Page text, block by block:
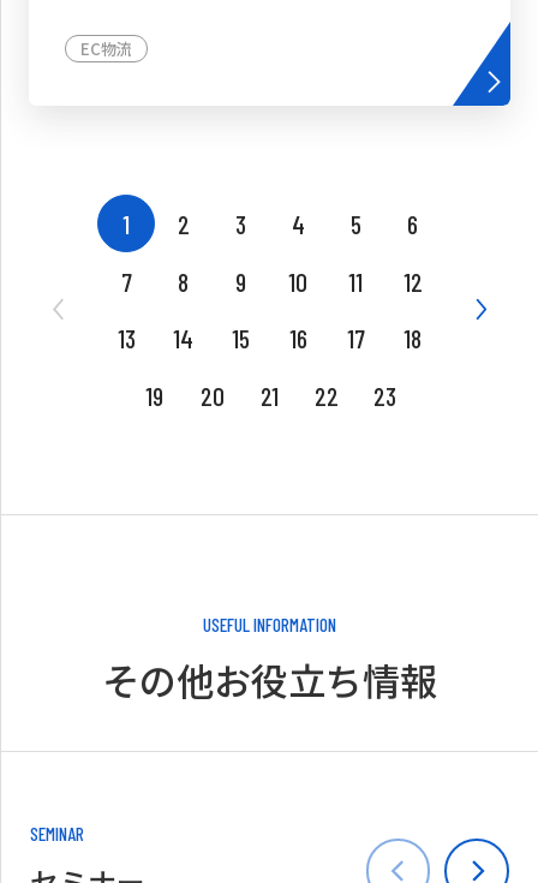
EC物流
1 2 3 4 5
6
7
8 9 10 11
12
13
14 15 16 17
18
19
20 21 22 23
USEFUL INFORMATION
その他お役立ち情報
SEMINAR